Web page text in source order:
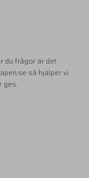
du frågor är det
så hjälper vi
ges.